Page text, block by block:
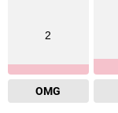
2
OMG